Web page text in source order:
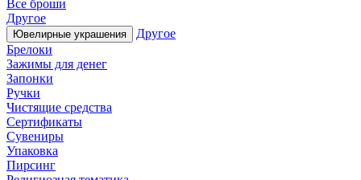
Все броши
Другое
Ювелирные украшения
Другое
Брелоки
Зажимы для денег
Запонки
Ручки
Чистящие средства
Сертификаты
Сувениры
Упаковка
Пирсинг